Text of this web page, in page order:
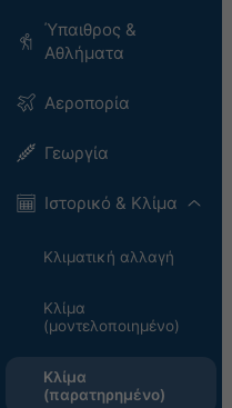
Ύπαιθρος &
Αθλήματα
Αεροπορία
Γεωργία
Ιστορικό & Κλίμα
Κλιματική αλλαγή
Κλίμα
(μοντελοποιημένο)
Κλίμα
(παρατηρημένο)